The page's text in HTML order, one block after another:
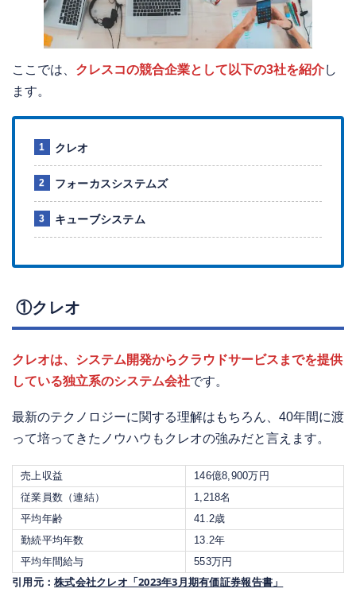
ここでは、 クレスコの競合企業として以下の3社を紹介し
ます。
クレオ
フォーカスシステムズ
キューブシステム
①クレオ
クレオは、 システム開発からクラウドサービスまでを提供
している独立系のシステム会社です。
最新のテクノロジーに関する理解はもちろん、40年間に渡
って培ってきたノウハウもクレオの強みだと言えます。
売上収益
146億8,900万円
従業員数（連結）
1,218名
平均年齢
41.2歳
勤続平均年数
13.2年
平均年間給与
553万円
引用元：株式会社クレオ「2023年3月期有価証券報告書」